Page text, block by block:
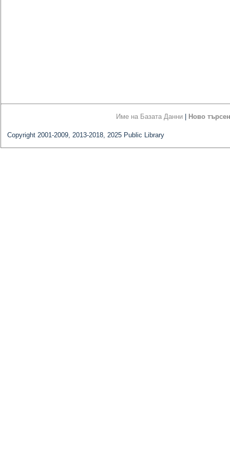
Име на Базата Данни Ново
Copyright 2001-2009, 2013-2018, 2025 Public Library